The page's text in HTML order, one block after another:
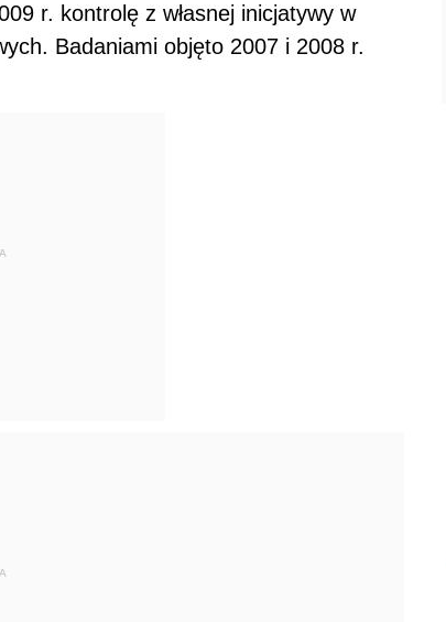
r. kontrolę z własnej inicjatywy w
Badaniami objęto 2007 i 2008 r.